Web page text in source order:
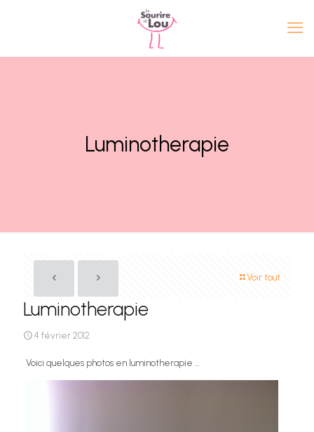
Luminotherapie
Voir tout
Luminotherapie
4 février 2012
Voici quelques photos en luminotherapie …